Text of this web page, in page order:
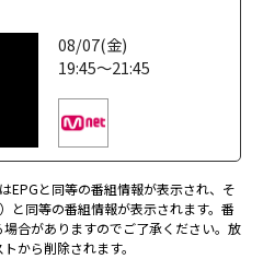
08/07(金)
19:45～21:45
EPGと同等の番組情報が表示され、そ
と同等の番組情報が表示されます。番
合がありますのでご了承ください。放
から削除されます。